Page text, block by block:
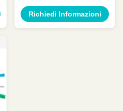
Richiedi Informazioni